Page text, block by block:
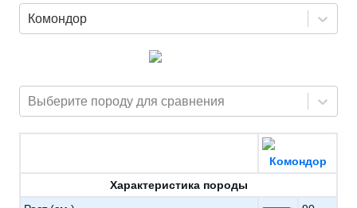
Комондор
Выберите породу для сравнения
Комондор
Характеристика породы